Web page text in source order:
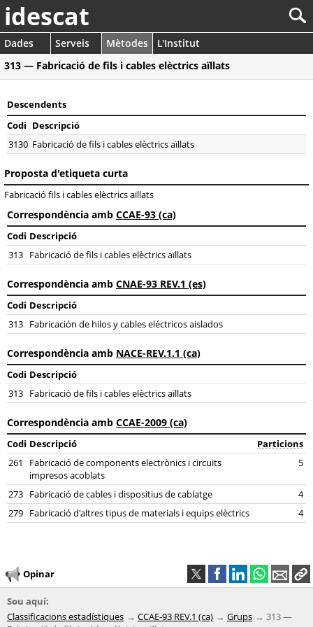
idescat
Dades Serveis Mètodes
L'Institut
313 — Fabricació de fils i cables elèctrics aïllats
Descendents
Codi Descripció
3130 Fabricació de fils i cables elèctrics aïllats
Proposta d'etiqueta curta
Fabricació fils i cables elèctrics aïllats
Correspondència amb CCAE-93 (ca)
Codi Descripció
313 Fabricació de fils i cables elèctrics aïllats
Correspondència amb CNAE-93 REV.1 (es)
Codi Descripció
313 Fabricación de hilos y cables eléctricos aislados
Correspondència amb NACE-REV.1.1 (ca)
Codi Descripció
313 Fabricació de fils i cables elèctrics aïllats
Correspondència amb CCAE-2009 (ca)
Codi Descripció
Particions
261
Fabricació de components electrònics i circuits
impresos acoblats
5
273 Fabricació de cables i dispositius de cablatge
4
279 Fabricació d'altres tipus de materials i equips elèctrics 4
Opinar
Sou aquí:
Classificacions estadístiques
CCAE-93 REV.1 (ca) Grups
313 —